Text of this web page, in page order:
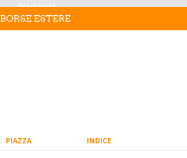
Warrants
BORSE ESTERE
PIAZZA INDICE